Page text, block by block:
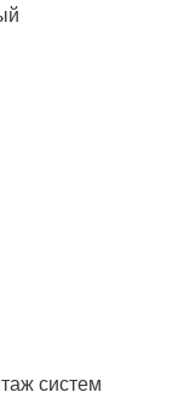
систем